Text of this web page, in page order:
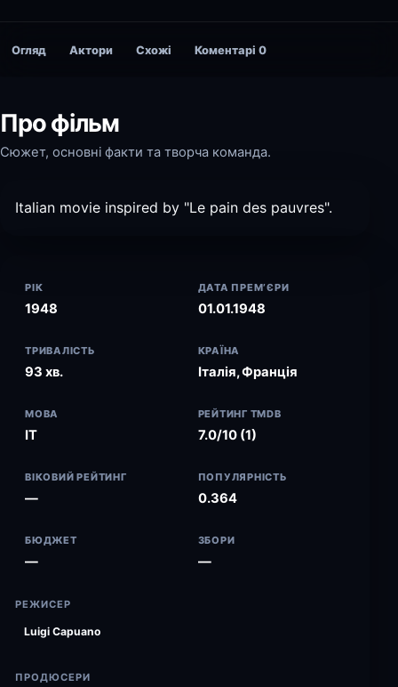
Огляд Актори Схожі Коментарі 0
Про фільм
Сюжет, основні факти та творча команда.
Italian movie inspired by "Le pain des pauvres".
РІК
1948
ДАТА ПРЕМ’ЄРИ
01.01.1948
ТРИВАЛІСТЬ
93 хв.
КРАЇНА
Італія, Франція
МОВА
IT
РЕЙТИНГ TMDB
7.0/10 (1)
ВІКОВИЙ РЕЙТИНГ
—
ПОПУЛЯРНІСТЬ
0.364
БЮДЖЕТ
—
ЗБОРИ
—
РЕЖИСЕР
Luigi Capuano
ПРОДЮСЕРИ